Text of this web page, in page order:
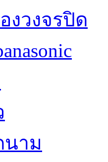
งวงจรปิด
นาม